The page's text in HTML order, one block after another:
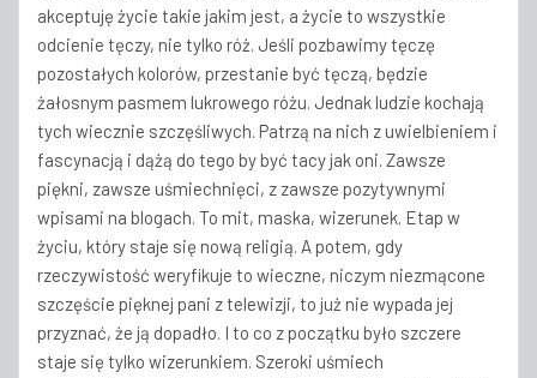
akceptuję życie takie jakim jest, a życie to wszystkie
odcienie tęczy, nie tylko róż. Jeśli pozbawimy tęczę
pozostałych kolorów, przestanie być tęczą, będzie
żałosnym pasmem lukrowego różu. Jednak ludzie kochają
tych wiecznie szczęśliwych. Patrzą na nich z uwielbieniem i
fascynacją i dążą do tego by być tacy jak oni. Zawsze
piękni, zawsze uśmiechnięci, z zawsze pozytywnymi
wpisami na blogach. To mit, maska, wizerunek. Etap w
życiu, który staje się nową religią. A potem, gdy
rzeczywistość weryfikuje to wieczne, niczym niezmącone
szczęście pięknej pani z telewizji, to już nie wypada jej
przyznać, że ją dopadło. I to co z początku było szczere
staje się tylko wizerunkiem. Szeroki uśmiech